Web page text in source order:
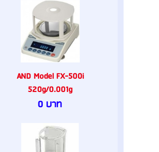
AND Model FX-500i
520g/0.001g
0 บาท